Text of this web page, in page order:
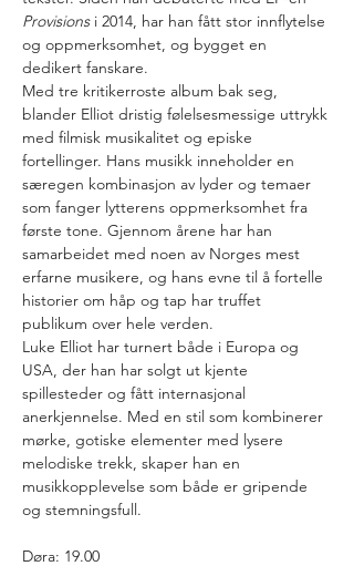
Provisions i 2014, har han fått stor innflytelse
og oppmerksomhet, og bygget en
dedikert fanskare.
Med tre kritikerroste album bak seg,
blander Elliot dristig følelsesmessige uttrykk
med filmisk musikalitet og episke
fortellinger. Hans musikk inneholder en
særegen kombinasjon av lyder og temaer
som fanger lytterens oppmerksomhet fra
første tone. Gjennom årene har han
samarbeidet med noen av Norges mest
erfarne musikere, og hans evne til å fortelle
historier om håp og tap har truffet
publikum over hele verden.
Luke Elliot har turnert både i Europa og
USA, der han har solgt ut kjente
spillesteder og fått internasjonal
anerkjennelse. Med en stil som kombinerer
mørke, gotiske elementer med lysere
melodiske trekk, skaper han en
musikkopplevelse som både er gripende
og stemningsfull.
Døra: 19.00